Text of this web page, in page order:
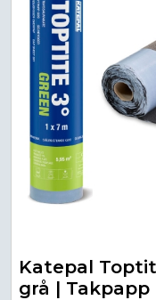
Katepal
grå | Takpapp